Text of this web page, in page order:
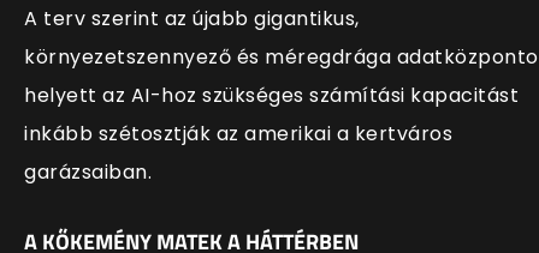
A terv szerint az újabb gigantikus,
környezetszennyező és méregdrága
helyett az AI-hoz szükséges számítási kapacitást
inkább szétosztják az amerikai a kertváros
garázsaiban.
A KŐKEMÉNY MATEK A HÁTTÉRBEN